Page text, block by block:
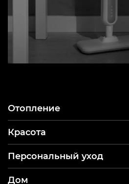
Отопление
Красота
Стайлер и фен для волос
Персональный уход
Дом